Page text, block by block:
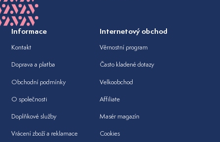
Informace
Kontakt
Doprava a platba
Obchodní podmínky
O společnosti
Doplňkové služby
Vrácení zboží a reklamace
Internetový obchod
Věrnostní program
Často kladené dotazy
Velkoobchod
Affiliate
Masér magazín
Cookies